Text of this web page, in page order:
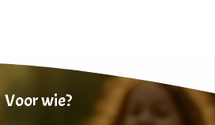
Voor wie?